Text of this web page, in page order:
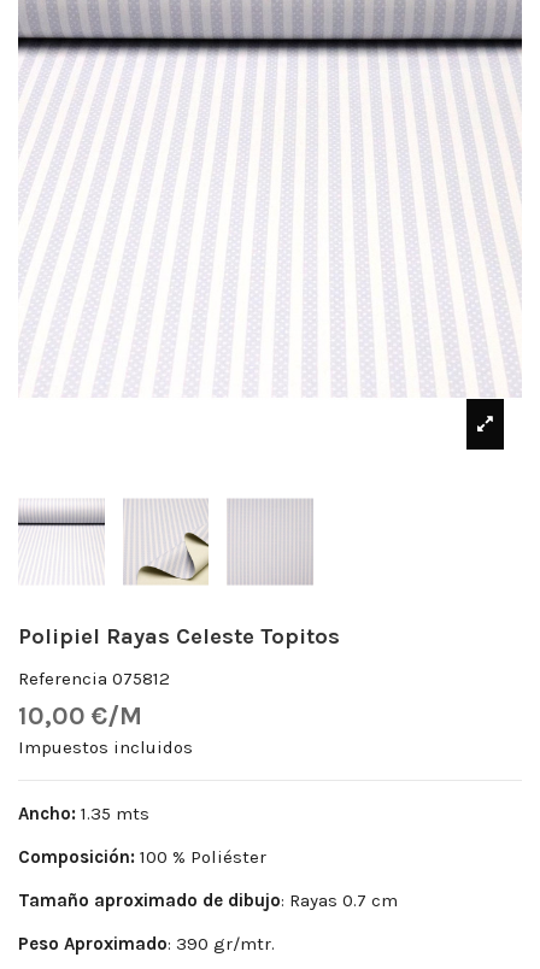
Polipiel Rayas Celeste Topitos
Referencia 075812
10,00 €/M
Impuestos incluidos
Ancho: 1.35 mts
Composición: 100 % Poliéster
Tamaño aproximado de dibujo: Rayas 0.7 cm
Peso Aproximado: 390 gr/mtr.